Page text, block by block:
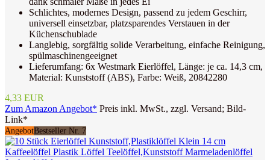
Schlichtes, modernes Design, passend zu jedem Geschirr,
universell einsetzbar, platzsparendes Verstauen in der
Küchenschublade
Langlebig, sorgfältig solide Verarbeitung, einfache Reinigung,
spülmaschinengeeignet
Lieferumfang: 6x Westmark Eierlöffel, Länge: je ca. 14,3 cm,
Material: Kunststoff (ABS), Farbe: Weiß, 20842280
4,33 EUR
Zum Amazon Angebot* Preis inkl. MwSt., zzgl. Versand; Bild-
Link*
AngebotBestseller Nr. 7